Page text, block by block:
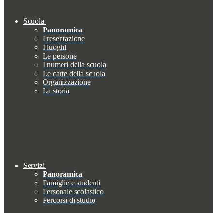
Scuola
Panoramica
Presentazione
I luoghi
Le persone
I numeri della scuola
Le carte della scuola
Organizzazione
La storia
Servizi
Panoramica
Famiglie e studenti
Personale scolastico
Percorsi di studio